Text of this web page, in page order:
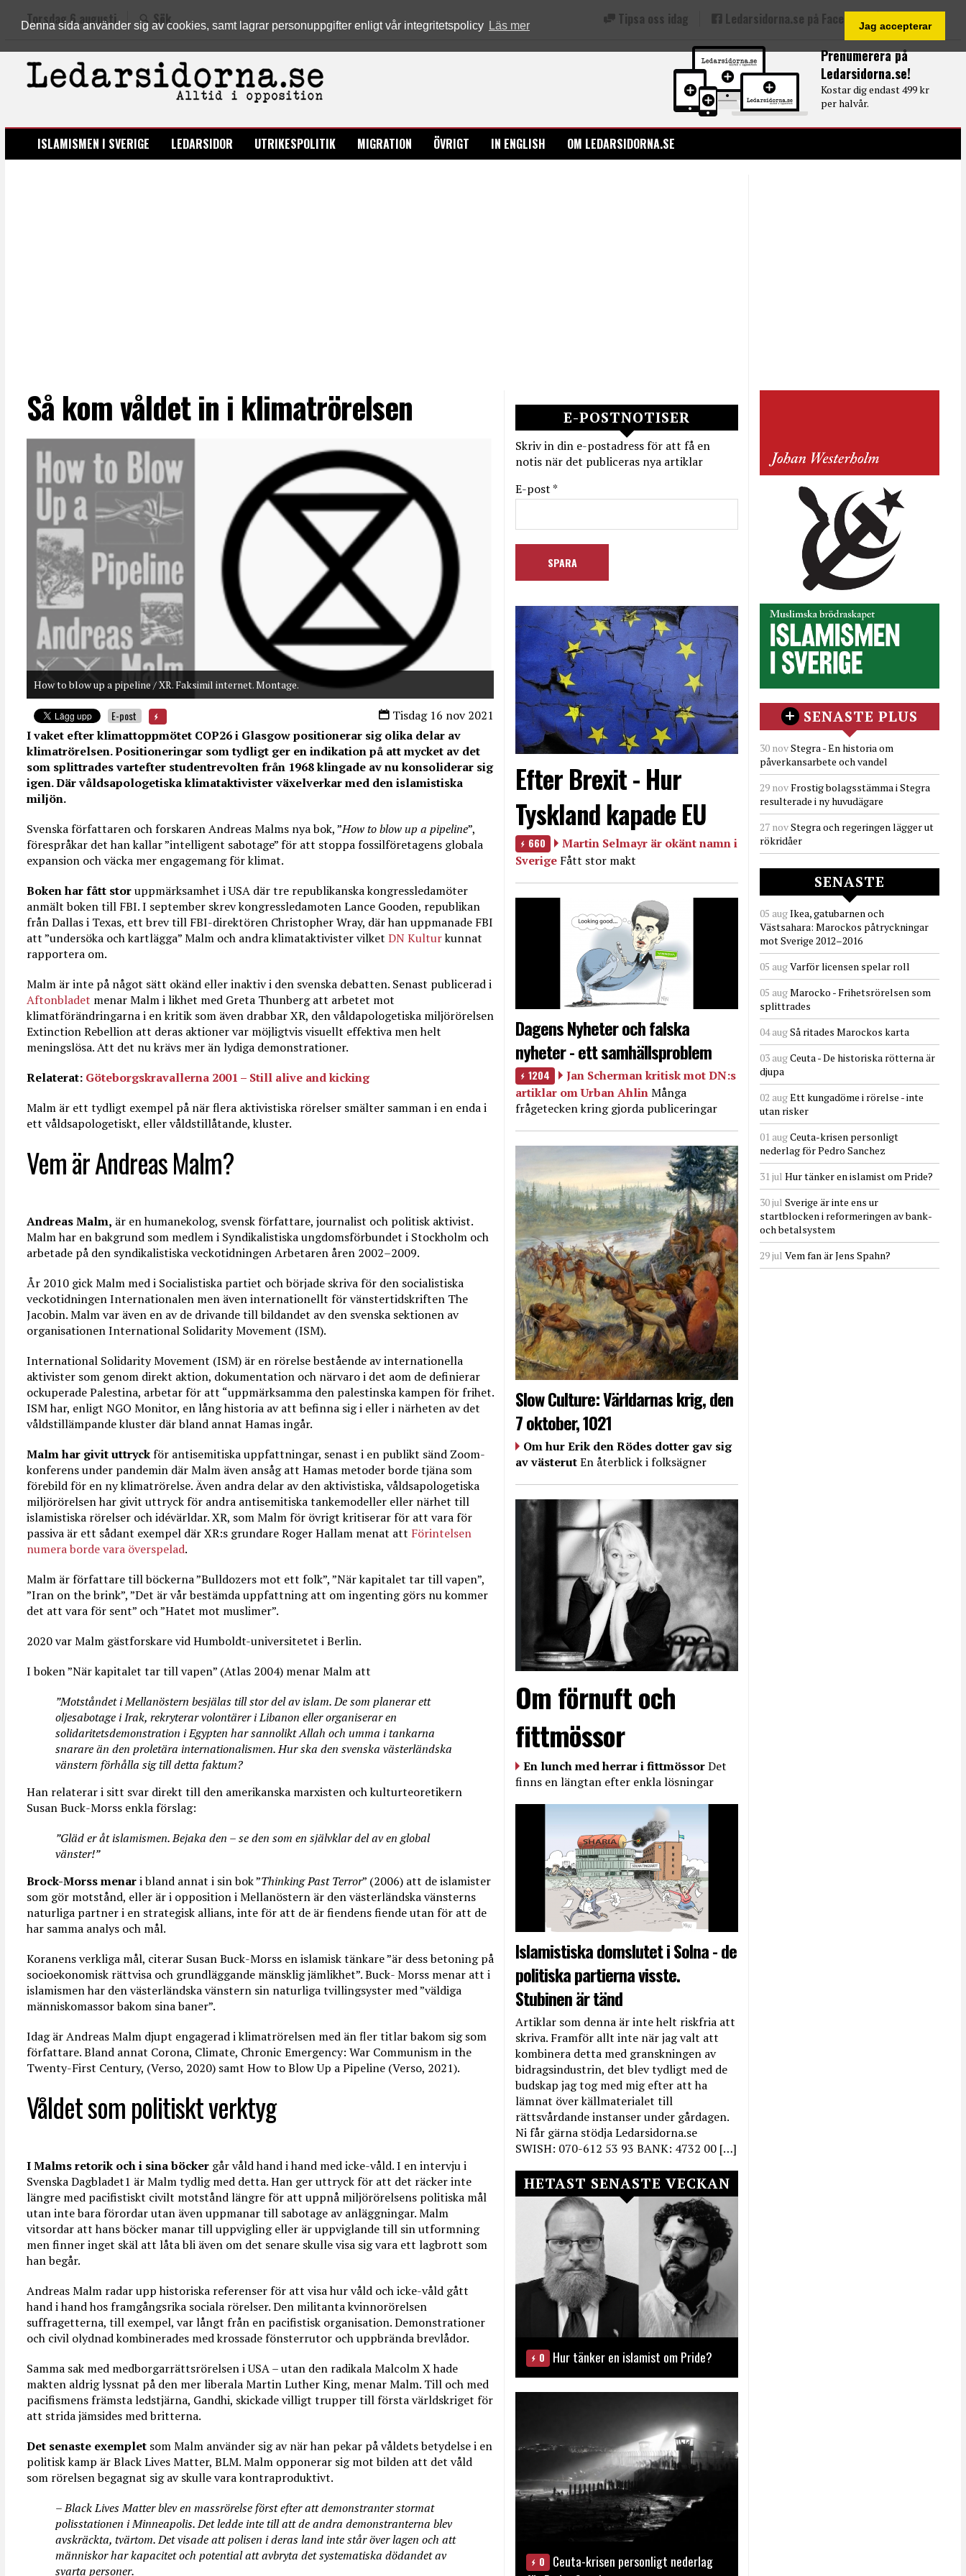
Denna sida använder sig av cookies, samt lagrar personuppgifter enligt vår integritetspolicy Läs mer Jag accepterar
Prenumerera på
Ledarsidorna.se!
Kostar dig endast 499 kr
per halvår.
Torsdag 6 augusti Sök Tipsa oss idag Ledarsidorna.se på Facebook
LEDARSIDORNA.SE
ISLAMISMEN I SVERIGE LEDARSIDOR UTRIKESPOLITIK MIGRATION ÖVRIGT IN ENGLISH OM LEDARSIDORNA.SE
Så kom våldet in i klimatrörelsen
How to blow up a pipeline / XR. Faksimil internet. Montage.
Tisdag 16 nov 2021
E-post
I vaket efter klimattoppmötet COP26 i Glasgow positionerar sig olika delar av
klimatrörelsen. Positioneringar som tydligt ger en indikation på att mycket av det
som splittrades vartefter studentrevolten från 1968 klingade av nu konsoliderar sig
igen. Där våldsapologetiska klimataktivister växelverkar med den islamistiska
miljön.
Svenska författaren och forskaren Andreas Malms nya bok, ”How to blow up a pipeline”,
förespråkar det han kallar ”intelligent sabotage” för att stoppa fossilföretagens globala
expansion och väcka mer engagemang för klimat.
Boken har fått storuppmärksamhet i USA där tre republikanska kongressledamöter
anmält boken till FBI. I september skrev kongressledamoten Lance Gooden, republikan
från Dallas i Texas, ett brev till FBI-direktören Christopher Wray, där han uppmanade FBI
att ”undersöka och kartlägga” Malm och andra klimataktivister vilket DN Kulturkunnat
rapportera om.
Malm är inte på något sätt okänd eller inaktiv i den svenska debatten. Senast publicerad i
Aftonbladet menar Malm i likhet med Greta Thunberg att arbetet mot
klimatförändringarna i en kritik som även drabbar XR, den våldapologetiska miljörörelsen
Extinction Rebellion att deras aktioner var möjligtvis visuellt effektiva men helt
meningslösa. Att det nu krävs mer än lydiga demonstrationer.
Relaterat: Göteborgskravallerna 2001 – Still alive and kicking
Malm är ett tydligt exempel på när flera aktivistiska rörelser smälter samman i en enda i
ett våldsapologetiskt, eller våldstillåtande, kluster.
Vem är Andreas Malm?
Andreas Malm, är en humanekolog, svensk författare, journalist och politisk aktivist.
Malm har en bakgrund som medlem i Syndikalistiska ungdomsförbundet i Stockholm och
arbetade på den syndikalistiska veckotidningen Arbetaren åren 2002–2009.
År 2010 gick Malm med i Socialistiska partiet och började skriva för den socialistiska
veckotidningen Internationalen men även internationellt för vänstertidskriften The
Jacobin. Malm var även en av de drivande till bildandet av den svenska sektionen av
organisationen International Solidarity Movement (ISM).
International Solidarity Movement (ISM) är en rörelse bestående av internationella
aktivister som genom direkt aktion, dokumentation och närvaro i det aom de definierar
ockuperade Palestina, arbetar för att “uppmärksamma den palestinska kampen för frihet.
ISM har, enligt NGO Monitor, en lång historia av att befinna sig i eller i närheten av det
våldstillämpande kluster där bland annat Hamas ingår.
Malm har givit uttryckför antisemitiska uppfattningar, senast i en publikt sänd Zoom-
konferens under pandemin där Malm även ansåg att Hamas metoder borde tjäna som
förebild för en ny klimatrörelse. Även andra delar av den aktivistiska, våldsapologetiska
miljörörelsen har givit uttryck för andra antisemitiska tankemodeller eller närhet till
islamistiska rörelser och idévärldar. XR, som Malm för övrigt kritiserar för att vara för
passiva är ett sådant exempel där XR:s grundare Roger Hallam menat att Förintelsen
numera borde vara överspelad.
Malm är författare till böckerna ”Bulldozers mot ett folk”, ”När kapitalet tar till vapen”,
”Iran on the brink”, ”Det är vår bestämda uppfattning att om ingenting görs nu kommer
det att vara för sent” och ”Hatet mot muslimer”.
2020 var Malm gästforskare vid Humboldt-universitetet i Berlin.
I boken ”När kapitalet tar till vapen” (Atlas 2004) menar Malm att
”Motståndet i Mellanöstern besjälas till stor del av islam. De som planerar ett
oljesabotage i Irak, rekryterar volontärer i Libanon eller organiserar en
solidaritetsdemonstration i Egypten har sannolikt Allah och umma i tankarna
snarare än den proletära internationalismen. Hur ska den svenska västerländska
vänstern förhålla sig till detta faktum?
Han relaterar i sitt svar direkt till den amerikanska marxisten och kulturteoretikern
Susan Buck-Morss enkla förslag:
”Gläd er åt islamismen. Bejaka den – se den som en självklar del av en global
vänster!”
Brock-Morss menari bland annat i sin bok ”Thinking Past Terror” (2006) att de islamister
som gör motstånd, eller är i opposition i Mellanöstern är den västerländska vänsterns
naturliga partner i en strategisk allians, inte för att de är fiendens fiende utan för att de
har samma analys och mål.
Koranens verkliga mål, citerar Susan Buck-Morss en islamisk tänkare ”är dess betoning på
socioekonomisk rättvisa och grundläggande mänsklig jämlikhet”. Buck- Morss menar att i
islamismen har den västerländska vänstern sin naturliga tvillingsyster med ”väldiga
människomassor bakom sina baner”.
Idag är Andreas Malm djupt engagerad i klimatrörelsen med än fler titlar bakom sig som
författare. Bland annat Corona, Climate, Chronic Emergency: War Communism in the
Twenty-First Century, (Verso, 2020) samt How to Blow Up a Pipeline (Verso, 2021).
Våldet som politiskt verktyg
I Malms retorik och i sina böcker går våld hand i hand med icke-våld. I en intervju i
Svenska Dagbladet1 är Malm tydlig med detta. Han ger uttryck för att det räcker inte
längre med pacifistiskt civilt motstånd längre för att uppnå miljörörelsens politiska mål
utan inte bara förordar utan även uppmanar till sabotage av anläggningar. Malm
vitsordar att hans böcker manar till uppvigling eller är uppviglande till sin utformning
men finner inget skäl att låta bli även om det senare skulle visa sig vara ett lagbrott som
han begår.
Andreas Malm radar upp historiska referenser för att visa hur våld och icke-våld gått
hand i hand hos framgångsrika sociala rörelser. Den militanta kvinnorörelsen
suffragetterna, till exempel, var långt från en pacifistisk organisation. Demonstrationer
och civil olydnad kombinerades med krossade fönsterrutor och uppbrända brevlådor.
Samma sak med medborgarrättsrörelsen i USA – utan den radikala Malcolm X hade
makten aldrig lyssnat på den mer liberala Martin Luther King, menar Malm. Till och med
pacifismens främsta ledstjärna, Gandhi, skickade villigt trupper till första världskriget för
att strida jämsides med britterna.
Det senaste exemplet som Malm använder sig av när han pekar på våldets betydelse i en
politisk kamp är Black Lives Matter, BLM. Malm opponerar sig mot bilden att det våld
som rörelsen begagnat sig av skulle vara kontraproduktivt.
– Black Lives Matter blev en massrörelse först efter att demonstranter stormat
polisstationen i Minneapolis. Det ledde inte till att de andra demonstranterna blev
avskräckta, tvärtom. Det visade att polisen i deras land inte står över lagen och att
människor har kapacitet och potential att avbryta det systematiska dödandet av
svarta personer.
E-POSTNOTISER
Skriv in din e-postadress för att få en
notis när det publiceras nya artiklar
E-post *
Efter Brexit - Hur
Tyskland kapade EU
660
Martin Selmayr är okänt namn i
Sverige Fått stor makt
Dagens Nyheter och falska
nyheter - ett samhällsproblem
1204
Jan Scherman kritisk mot DN:s
artiklar om Urban AhlinMånga
frågetecken kring gjorda publiceringar
Slow Culture: Världarnas krig, den
7 oktober, 1021
Om hur Erik den Rödes dotter gav sig
av västerutEn återblick i folksägner
Om förnuft och
fittmössor
En lunch med herrar i fittmössorDet
finns en längtan efter enkla lösningar
Islamistiska domslutet i Solna - de
politiska partierna visste.
Stubinen är tänd
Artiklar som denna är inte helt riskfria att
skriva. Framför allt inte när jag valt att
kombinera detta med granskningen av
bidragsindustrin, det blev tydligt med de
budskap jag tog med mig efter att ha
lämnat över källmaterialet till
rättsvårdande instanser under gårdagen.
Ni får gärna stödja Ledarsidorna.se
SWISH: 070-612 53 93 BANK: 4732 00 […]
HETAST SENASTE VECKAN
0 Hur tänker en islamist om Pride?
0
Ceuta-krisen personligt nederlag
SENASTE PLUS
30 novStegra - En historia om
påverkansarbete och vandel
29 novFrostig bolagsstämma i Stegra
resulterade i ny huvudägare
27 novStegra och regeringen lägger ut
rökridåer
SENASTE
05 augIkea, gatubarnen och
Västsahara: Marockos påtryckningar
mot Sverige 2012–2016
05 augVarför licensen spelar roll
05 augMarocko - Frihetsrörelsen som
splittrades
04 augSå ritades Marockos karta
03 augCeuta - De historiska rötterna är
djupa
02 augEtt kungadöme i rörelse - inte
utan risker
01 augCeuta-krisen personligt
nederlag för Pedro Sanchez
31 jul Hur tänker en islamist om Pride?
30 jul Sverige är inte ens ur
startblocken i reformeringen av bank-
och betalsystem
29 jul Vem fan är Jens Spahn?